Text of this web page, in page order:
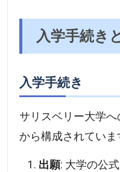
入学手続き
入学手続き
サリスベリー大学
から構成されていま
出願: 大学の公